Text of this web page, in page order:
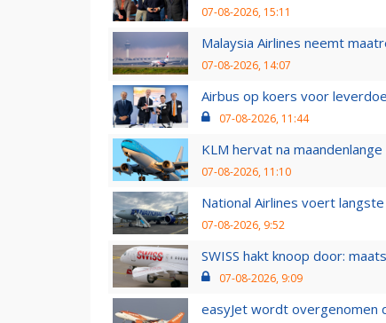
07-08-2026, 15:11
Malaysia Airlines neemt
07-08-2026, 14:07
Airbus op koers voor
07-08-2026, 11:44
KLM hervat na
07-08-2026, 11:10
National Airlines voert
07-08-2026, 9:52
SWISS hakt knoop door:
07-08-2026, 9:09
easyJet wordt overgenomen